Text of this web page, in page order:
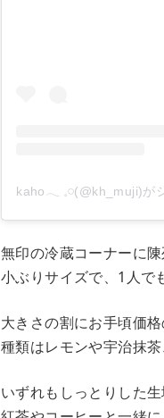
kaho𓂃 𓈒𓏸(@kh_muji)が
無印の冷蔵コーナーに
小ぶりサイズで、1人で
大きさの割にお手頃価
種類はレモンや宇治抹茶
いずれもしっとりした